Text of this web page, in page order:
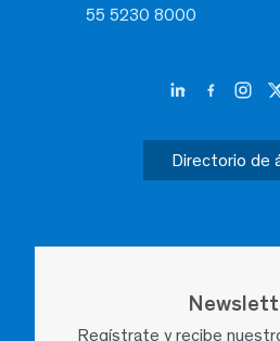
55 5230 8000
Directorio de
Regístrate y recibe